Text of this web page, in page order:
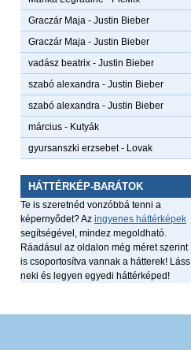
Graczár Maja - Justin Bieber
Graczár Maja - Justin Bieber
vadász beatrix - Justin Bieber
szabó alexandra - Justin Bieber
szabó alexandra - Justin Bieber
március - Kutyák
gyursanszki erzsebet- Lovak
HÁTTÉRKÉP-BARÁTOK
Te is szeretnéd vonzóbbá tenni a
képernyődet? Az ingyenes háttérképek
segítségével, mindez megoldható.
Ráadásul az oldalon még méret szerint
is csoportosítva vannak a hátterek! Láss
neki és legyen egyedi háttérképed!